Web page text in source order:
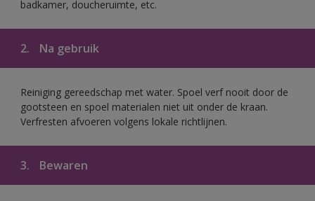
badkamer, doucheruimte, etc.
2. Na gebruik
Reiniging gereedschap met water. Spoel verf nooit door de
gootsteen en spoel materialen niet uit onder de kraan.
Verfresten afvoeren volgens lokale richtlijnen.
3. Bewaren